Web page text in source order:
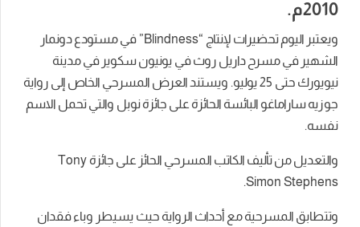
2010م.
ويعتبر اليوم تحضيرات لإ
نتاج “Blindness” في مستودع دونمار
الشهير في مسرح داريل روث في يونيون سكوير في مدينة
نيويورك حتى 25 يوليو. ويستند العرض المسرحي الخاص إلى رواية
جوزيه ساراماغو البائسة الحائزة على جائزة نوبل والتي تحمل الاسم
نفسه.
والتعديل من تأليف الكاتب المسرحي الحائز على جائزة Tony
Simon Stephens.
وتتطابق المسرحية مع أحداث الرواية حيث يسيطر وباء فقدان